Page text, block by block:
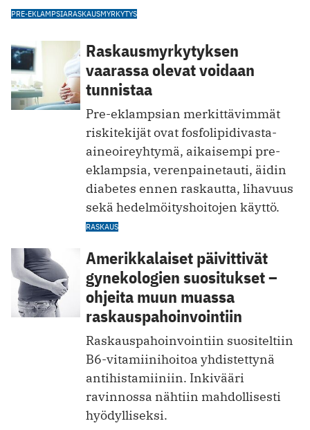
PRE-EKLAMPSIARASKAUSMYRKYTYS
Raskausmyrkytyksen
vaarassa olevat voidaan
tunnistaa
Pre-eklampsian merkittävimmät
riskitekijät ovat fosfolipidivasta-
aineoireyhtymä, aikaisempi pre-
eklampsia, verenpainetauti, äidin
diabetes ennen raskautta, lihavuus
sekä hedelmöityshoitojen käyttö.
RASKAUS
Amerikkalaiset päivittivät
gynekologien suositukset –
ohjeita muun muassa
raskauspahoinvointiin
Raskauspahoinvointiin suositeltiin
B6-vitamiinihoitoa yhdistettynä
antihistamiiniin. Inkivääri
ravinnossa nähtiin mahdollisesti
hyödylliseksi.